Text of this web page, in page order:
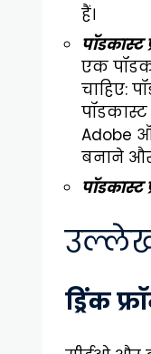
हैं।
पॉडकास्ट
एक
चाहिए:
Adobe
बनाने
पॉडकास्ट
ड्रिंक